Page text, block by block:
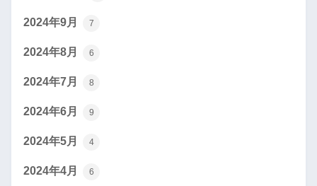
2024年9月 7
2024年8月 6
2024年7月 8
2024年6月 9
2024年5月 4
2024年4月 6